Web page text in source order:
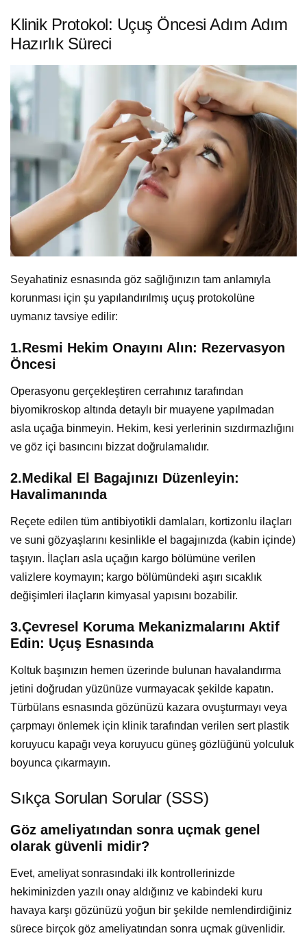
Klinik Protokol: Uçuş Öncesi Adım Adım
Hazırlık Süreci
Seyahatiniz esnasında göz sağlığınızın tam anlamıyla
korunması için şu yapılandırılmış uçuş protokolüne
uymanız tavsiye edilir:
1.Resmi Hekim Onayını Alın: Rezervasyon
Öncesi
Operasyonu gerçekleştiren cerrahınız tarafından
biyomikroskop altında detaylı bir muayene yapılmadan
asla uçağa binmeyin. Hekim, kesi yerlerinin sızdırmazlığını
ve göz içi basıncını bizzat doğrulamalıdır.
2.Medikal El Bagajınızı Düzenleyin:
Havalimanında
Reçete edilen tüm antibiyotikli damlaları, kortizonlu ilaçları
ve suni gözyaşlarını kesinlikle el bagajınızda (kabin içinde)
taşıyın. İlaçları asla uçağın kargo bölümüne verilen
valizlere koymayın; kargo bölümündeki aşırı sıcaklık
değişimleri ilaçların kimyasal yapısını bozabilir.
3.Çevresel Koruma Mekanizmalarını Aktif
Edin: Uçuş Esnasında
Koltuk başınızın hemen üzerinde bulunan havalandırma
jetini doğrudan yüzünüze vurmayacak şekilde kapatın.
Türbülans esnasında gözünüzü kazara ovuşturmayı veya
çarpmayı önlemek için klinik tarafından verilen sert plastik
koruyucu kapağı veya koruyucu güneş gözlüğünü yolculuk
boyunca çıkarmayın.
Sıkça Sorulan Sorular (SSS)
Göz ameliyatından sonra uçmak genel
olarak güvenli midir?
Evet, ameliyat sonrasındaki ilk kontrollerinizde
hekiminizden yazılı onay aldığınız ve kabindeki kuru
havaya karşı gözünüzü yoğun bir şekilde nemlendirdiğiniz
sürece birçok göz ameliyatından sonra uçmak güvenlidir.